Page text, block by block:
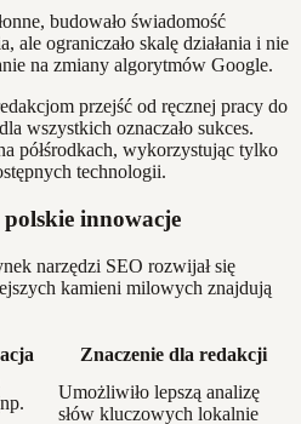
budowało świadomość
ale ograniczało skalę działania i nie
na zmiany algorytmów Google.
przejść od ręcznej pracy do
wszystkich oznaczało sukces.
półśrodkach, wykorzystując tylko
technologii.
polskie innowacje
narzędzi SEO rozwijał się
kamieni milowych znajdują
Znaczenie dla redakcji
Umożliwiło lepszą analizę
słów kluczowych lokalnie